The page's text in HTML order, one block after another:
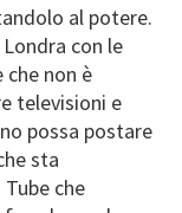
al potere.
con le
non è
televisioni e
possa postare
sta
che